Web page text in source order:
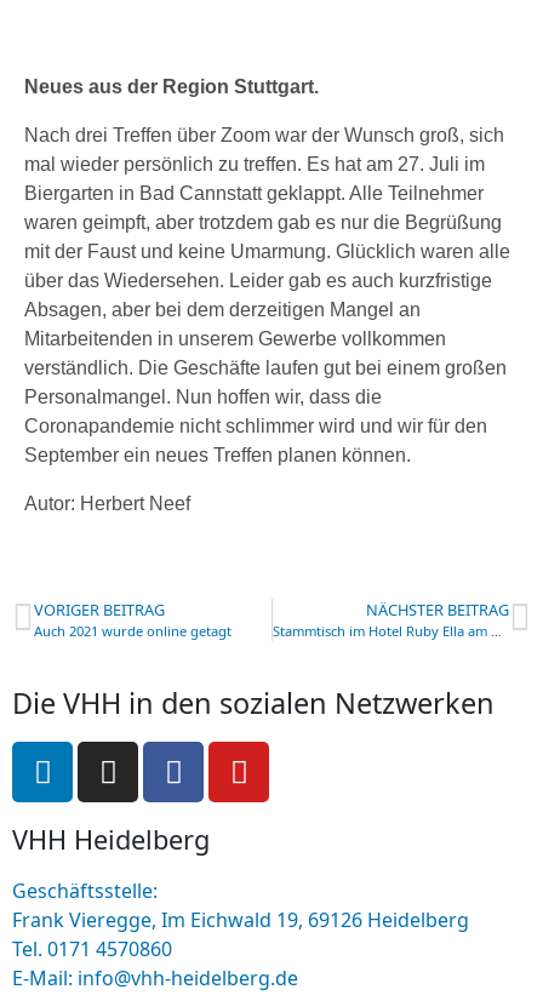
Neues aus der Region Stuttgart.
Nach drei Treffen über Zoom war der Wunsch groß, sich
mal wieder persönlich zu treffen. Es hat am 27. Juli im
Biergarten in Bad Cannstatt geklappt. Alle Teilnehmer
waren geimpft, aber trotzdem gab es nur die Begrüßung
mit der Faust und keine Umarmung. Glücklich waren alle
über das Wiedersehen. Leider gab es auch kurzfristige
Absagen, aber bei dem derzeitigen Mangel an
Mitarbeitenden in unserem Gewerbe vollkommen
verständlich. Die Geschäfte laufen gut bei einem großen
Personalmangel. Nun hoffen wir, dass die
Coronapandemie nicht schlimmer wird und wir für den
September ein neues Treffen planen können.
Autor: Herbert Neef
VORIGER BEITRAG
Auch 2021 wurde online getagt
NÄCHSTER BEITRAG
Die VHH in den sozialen Netzwerken
VHH Heidelberg
Geschäftsstelle:
Frank Vieregge, Im Eichwald 19, 69126 Heidelberg
Tel. 0171 4570860
E-Mail: info@vhh-heidelberg.de